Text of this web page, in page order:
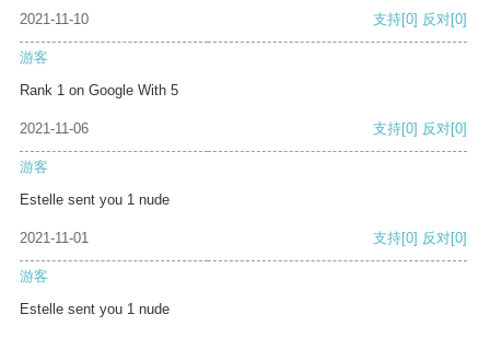
2021-11-10 支持[0] 反对[0]
游客
Rank 1 on Google With 5
2021-11-06 支持[0] 反对[0]
游客
Estelle sent you 1 nude
2021-11-01 支持[0] 反对[0]
游客
Estelle sent you 1 nude